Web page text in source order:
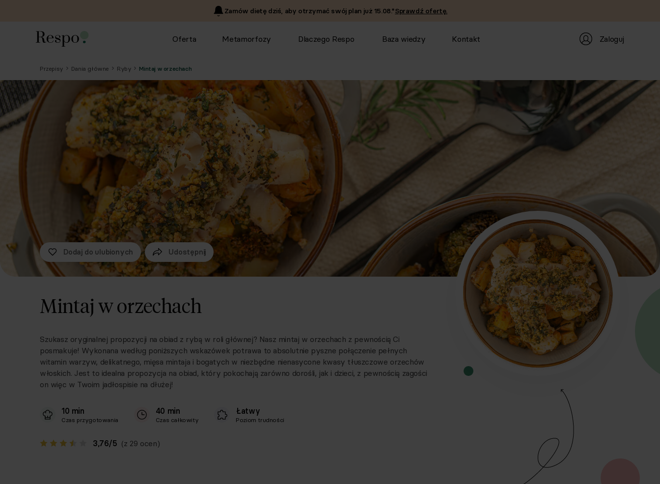
Zamów dietę dziś, aby otrzymać swój plan już 15.08.*Sprawdź ofertę.
Oferta Metamorfozy Dlaczego Respo Baza wiedzy Kontakt Zaloguj
Przepisy Dania główne Ryby Mintaj w orzechach
Dodaj do ulubionych Udostępnij
Mintaj w orzechach
Szukasz oryginalnej propozycji na obiad z rybą w roli głównej? Nasz mintaj w orzechach z pewnością Ci
posmakuje! Wykonana według poniższych wskazówek potrawa to absolutnie pyszne połączenie pełnych
witamin warzyw, delikatnego, mięsa mintaja i bogatych w niezbędne nienasycone kwasy tłuszczowe orzechów
włoskich. Jest to idealna propozycja na obiad, który pokochają zarówno dorośli, jak i dzieci, z pewnością zagości
on więc w Twoim jadłospisie na dłużej!
10 min
Czas przygotowania
40 min
Czas całkowity
Łatwy
Poziom trudności
3,76/5 (z 29 ocen)